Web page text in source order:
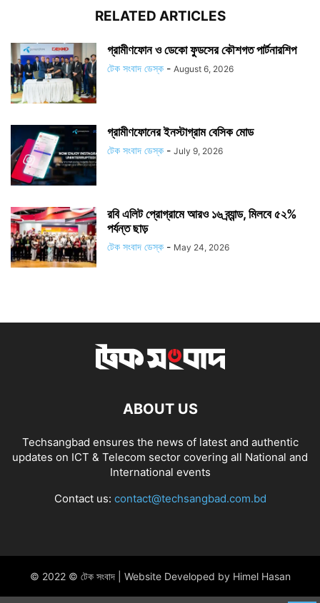
RELATED ARTICLES
গ্রামীণফোন ও ডেকো ফুডসের কৌশগত পার্টনারশিপ
টেক সংবাদ ডেস্ক - August 6, 2026
গ্রামীণফোনের ইনস্টাগ্রাম বেসিক মোড
টেক সংবাদ ডেস্ক - July 9, 2026
রবি এলিট প্রোগ্রামে আরও ১৬ ব্র্যান্ড, মিলবে ৫২%
পর্যন্ত ছাড়
টেক সংবাদ ডেস্ক - May 24, 2026
ABOUT US
Techsangbad ensures the news of latest and authentic
updates on ICT & Telecom sector covering all National and
International events
Contact us: contact@techsangbad.com.bd
© 2022 © টেক সংবাদ | Website Developed by Himel Hasan